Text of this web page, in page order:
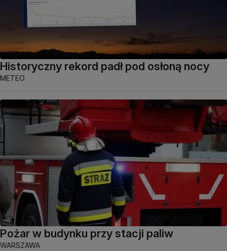
Historyczny rekord padł pod osłoną nocy
METEO
Pożar w budynku przy stacji paliw
WARSZAWA